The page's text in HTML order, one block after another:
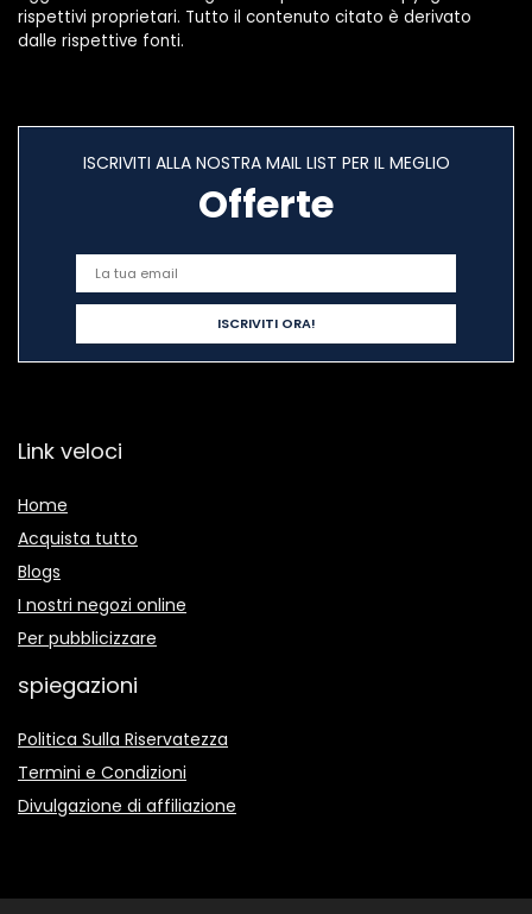
rispettivi proprietari. Tutto il contenuto citato è derivato
dalle rispettive fonti.
ISCRIVITI ALLA NOSTRA MAIL LIST PER IL MEGLIO
Offerte
Link veloci
Home
Acquista tutto
Blogs
I nostri negozi online
Per pubblicizzare
spiegazioni
Politica Sulla Riservatezza
Termini e Condizioni
Divulgazione di affiliazione